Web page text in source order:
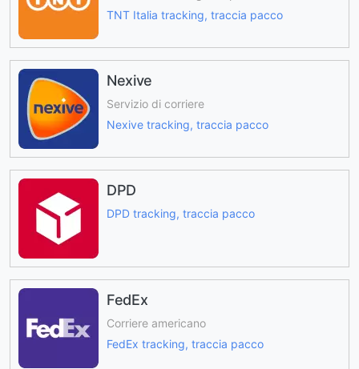
TNT Italia tracking, traccia pacco
Nexive
Servizio di corriere
Nexive tracking, traccia pacco
DPD
DPD tracking, traccia pacco
FedEx
Corriere americano
FedEx tracking, traccia pacco